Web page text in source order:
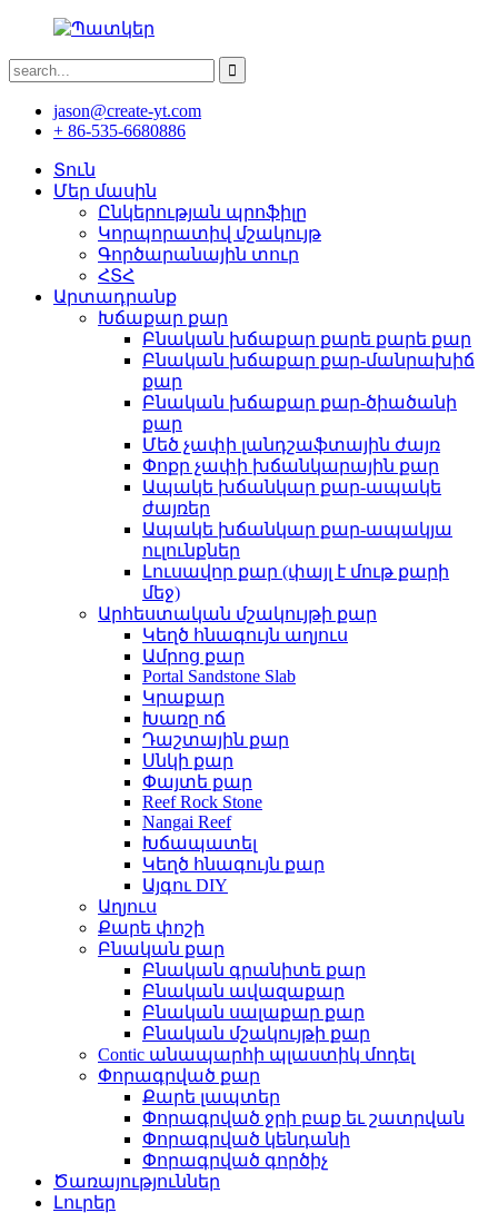
jason@create-yt.com
+ 86-535-6680886
Տուն
Մեր մասին
Ընկերության պրոֆիլը
Կորպորատիվ մշակույթ
Գործարանային տուր
ՀՏՀ
Արտադրանք
Խճաքար քար
Բնական խճաքար քարե քարե քար
Բնական խճաքար քար-մանրախիճ
քար
Բնական խճաքար քար-ծիածանի
քար
Մեծ չափի լանդշաֆտային ժայռ
Փոքր չափի խճանկարային քար
Ապակե խճանկար քար-ապակե
ժայռեր
Ապակե խճանկար քար-ապակյա
ուլունքներ
Լուսավոր քար (փայլ է մութ քարի
մեջ)
Արհեստական ​​մշակույթի քար
Կեղծ հնագույն աղյուս
Ամրոց քար
Portal Sandstone Slab
Կրաքար
Խառը ոճ
Դաշտային քար
Սնկի քար
Փայտե քար
Reef Rock Stone
Nangai Reef
Խճապատել
Կեղծ հնագույն քար
Այգու DIY
Աղյուս
Քարե փոշի
Բնական քար
Բնական գրանիտե քար
Բնական ավազաքար
Բնական սալաքար քար
Բնական մշակույթի քար
Contic անապարհի պլաստիկ մոդել
Փորագրված քար
Քարե լապտեր
Փորագրված ջրի բաք եւ շատրվան
Փորագրված կենդանի
Փորագրված գործիչ
Ծառայություններ
Լուրեր